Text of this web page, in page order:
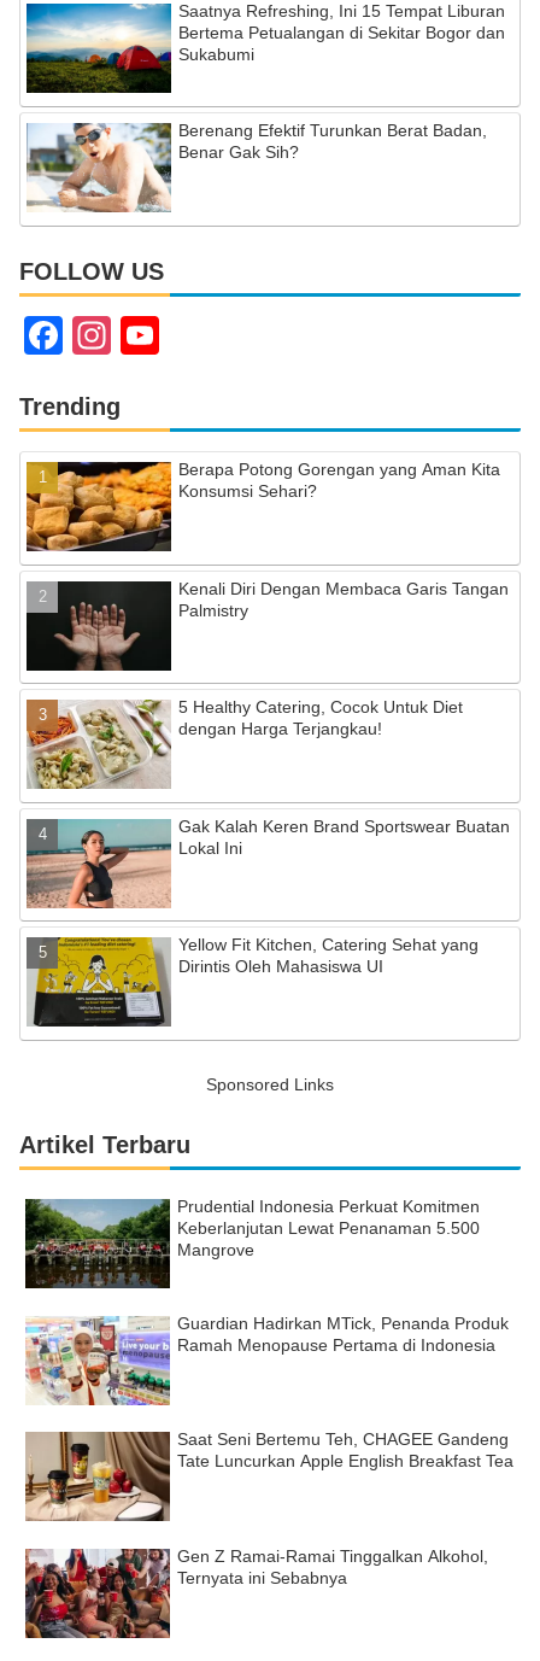
Saatnya Refreshing, Ini 15 Tempat Liburan
Bertema Petualangan di Sekitar Bogor dan
Sukabumi
Berenang Efektif Turunkan Berat Badan,
Benar Gak Sih?
FOLLOW US
F
c
e
b
o
o
k
In
a
gr
a
m
T
u
b
e
C
a
n
n
el
Trending
Berapa Potong Gorengan yang Aman Kita
Konsumsi Sehari?
Kenali Diri Dengan Membaca Garis Tangan
Palmistry
5 Healthy Catering, Cocok Untuk Diet
dengan Harga Terjangkau!
Gak Kalah Keren Brand Sportswear Buatan
Lokal Ini
Yellow Fit Kitchen, Catering Sehat yang
Dirintis Oleh Mahasiswa UI
Sponsored Links
Artikel Terbaru
Prudential Indonesia Perkuat Komitmen
Keberlanjutan Lewat Penanaman 5.500
Mangrove
Guardian Hadirkan MTick, Penanda Produk
Ramah Menopause Pertama di Indonesia
Saat Seni Bertemu Teh, CHAGEE Gandeng
Tate Luncurkan Apple English Breakfast Tea
Gen Z Ramai-Ramai Tinggalkan Alkohol,
Ternyata ini Sebabnya